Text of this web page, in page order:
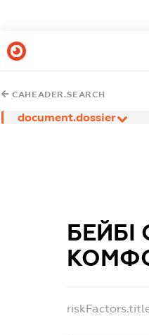
CAHEADER.SEARCH
document.dossier
БЕЙБІ